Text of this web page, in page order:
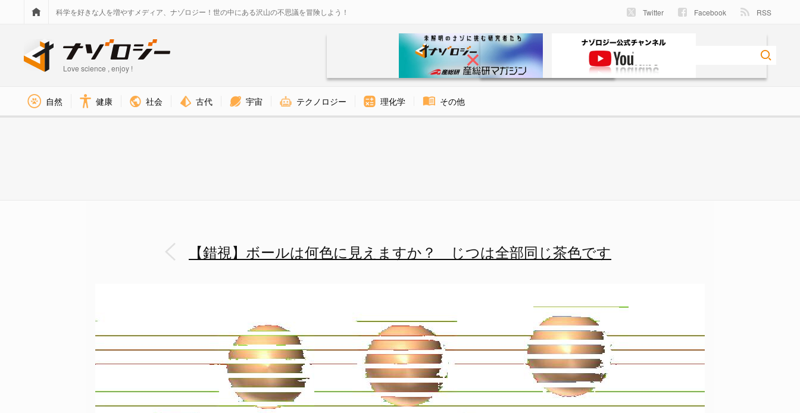
科学を好きな人を増やすメディア、ナゾロジー！世の中にある沢山の不思議を冒険しよう！ Twitter Facebook RSS
Love science , enjoy !
自然 健康 社会 古代 宇宙 テクノロジー 理化学 その他
【錯視】ボールは何色に見えますか？ じつは全部同じ茶色です